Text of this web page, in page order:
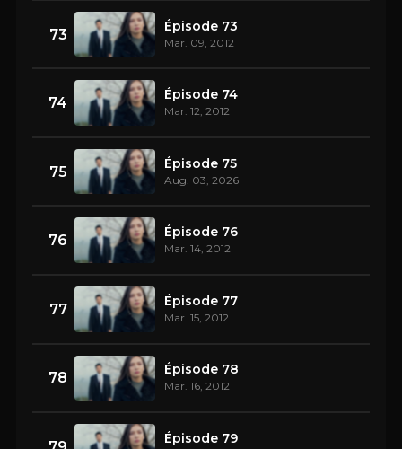
73 Épisode 73
Mar. 09, 2012
74 Épisode 74
Mar. 12, 2012
75 Épisode 75
Aug. 03, 2026
76 Épisode 76
Mar. 14, 2012
77 Épisode 77
Mar. 15, 2012
78 Épisode 78
Mar. 16, 2012
Épisode 79